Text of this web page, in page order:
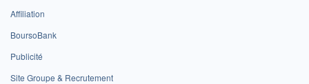
Affiliation
BoursoBank
Publicité
Site Groupe & Recrutement